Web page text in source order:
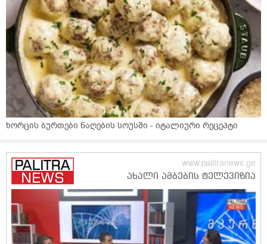
ხორცის ბურთები ნაღების სოუსში - იტალიური რეცეპტი